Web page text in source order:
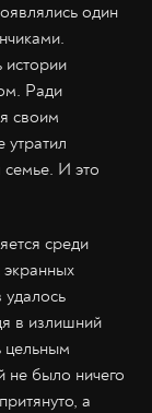
один
Ради
своим
семье. И это
среди
в излишний
цельным
не было ничего
а